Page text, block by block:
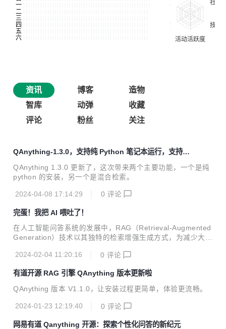
资讯 博客
造物
智库
动弹
收藏
评论
粉丝 关注
QAnything-1.3.0，支持纯 Python 笔记本运行，支持混
合检索
QAnything 1.3.0 更新了，这次带来两个主要功能，一个是纯
python 的安装，另一个是混合检索。
2024-04-08 17:14:29 0 评论
完蛋！我把 AI 喂吐了！
在人工智能问答系统的发展中，RAG（Retrieval-Augmented
Generation）技术以其独特的检索增强生成方式，为减少大模
的疑问：RAG 系统，数据越多效果越好吗？本文将深入分析
系统以适应不断增长的海量数据。
2024-02-04 11:20:16 0 评论
有道开源 RAG 引擎 QAnything 版本更新啦
QAnything 版本 V1.1.0，让安装过程更简单，体验更流畅。
2024-01-23 12:19:40 0 评论
网易有道 Qanything 开源：探索个性化问答的新纪元